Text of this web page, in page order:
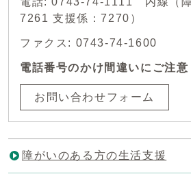
7261 支援係：7270）
ファクス: 0743-74-1600
電話番号のかけ間違いにご注意
お問い合わせフォーム
障がいのある方の生活支援